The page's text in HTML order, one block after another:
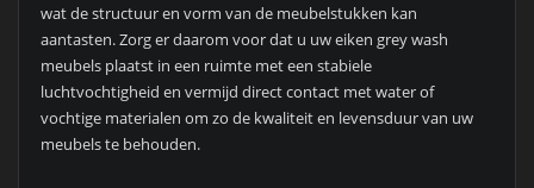
wat de structuur en vorm van de meubelstukken kan
aantasten. Zorg er daarom voor dat u uw eiken grey wash
meubels plaatst in een ruimte met een stabiele
luchtvochtigheid en vermijd direct contact met water of
vochtige materialen om zo de kwaliteit en levensduur van uw
meubels te behouden.